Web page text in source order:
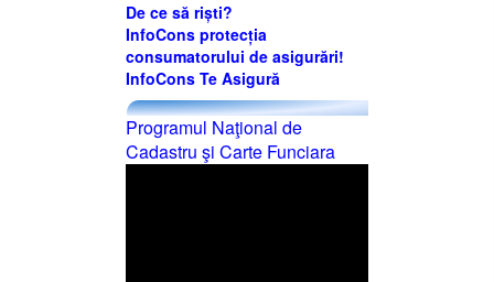
De ce să riști?
InfoCons protecția
consumatorului de asigurări!
InfoCons Te Asigură
Programul Naţional de
Cadastru şi Carte Funciara